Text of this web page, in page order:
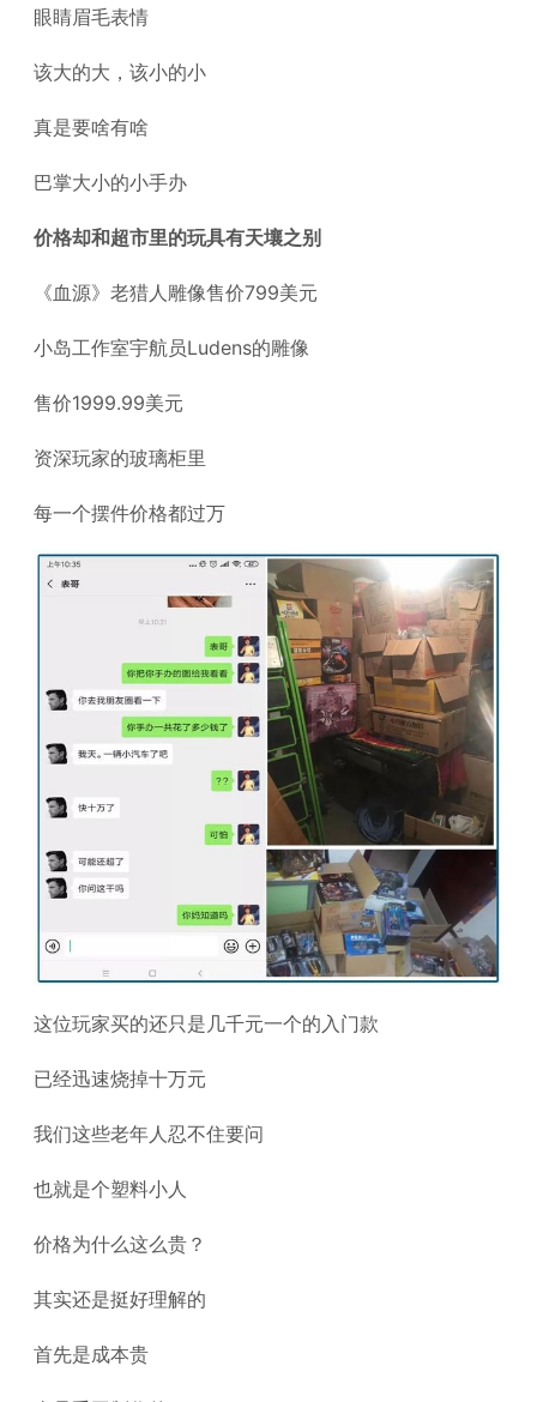
眼睛眉毛表情
该大的大，该小的小
真是要啥有啥
巴掌大小的小手办
价格却和超市里的玩具有天壤之别
《血源》老猎人雕像售价799美元
小岛工作室宇航员Ludens的雕像
售价1999.99美元
资深玩家的玻璃柜里
每一个摆件价格都过万
这位玩家买的还只是几千元一个的入门款
已经迅速烧掉十万元
我们这些老年人忍不住要问
也就是个塑料小人
价格为什么这么贵？
其实还是挺好理解的
首先是成本贵